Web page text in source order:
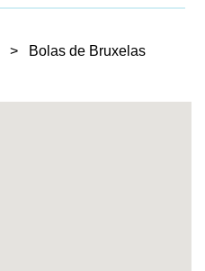
>
Bolas de Bruxelas